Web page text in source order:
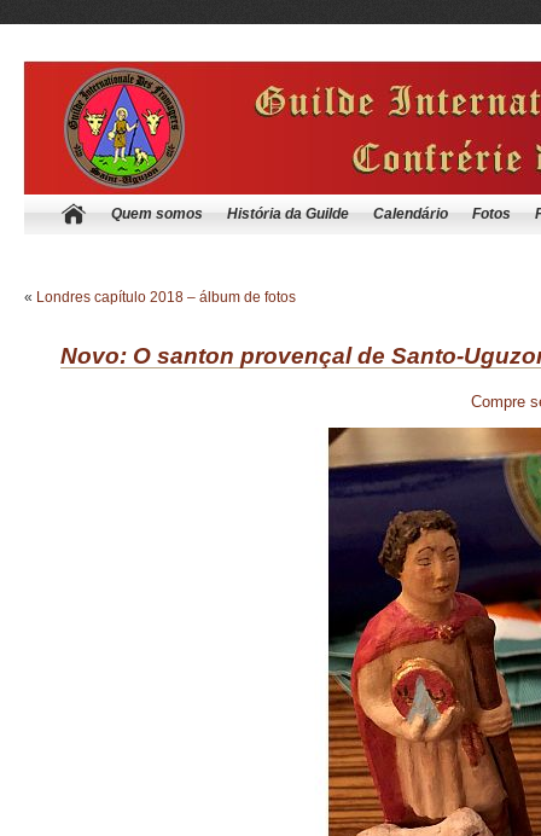
Quem somos História da Guilde Calendário Fotos
« Londres capítulo 2018 – álbum de fotos
Novo: O santon provençal de Santo-
Compre